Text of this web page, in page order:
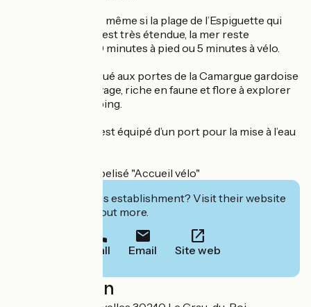
Oubliez la voiture : même si la plage de l’Espiguette qui
borde le camping est très étendue, la mer reste
accessible à 15-20 minutes à pied ou 5 minutes à vélo.
Le camping est situé aux portes de la Camargue gardoise
: un territoire sauvage, riche en faune et flore à explorer
au départ du camping.
Le + : Le camping est équipé d’un port pour la mise à l’eau
Le camping est labelisé "Accueil vélo"
Interested in this establishment? Visit their website
to book or find out more.
Call Email Site web
Localisation